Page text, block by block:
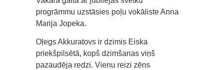
progrāmmu uzstāsies poļu vokāliste Anna
Marija Jopeka.
Oļegs Akkuratovs ir dzimis Eiska
priekšpilsētā, kopš dzimšanas viņš
pazaudēja redzi. Vienu reizi zēns